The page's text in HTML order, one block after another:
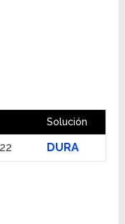
Solución
DURA